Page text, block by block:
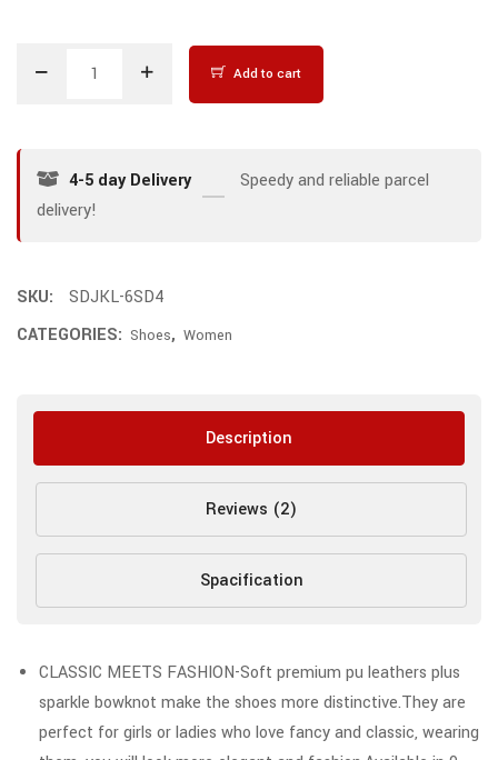
Add to cart
4-5 day Delivery
Speedy and reliable parcel
delivery!
SKU:
SDJKL-6SD4
CATEGORIES: Shoes, Women
Description
Reviews (2)
Spacification
CLASSIC MEETS FASHION-Soft premium pu leathers plus
sparkle bowknot make the shoes more distinctive.They are
perfect for girls or ladies who love fancy and classic, wearing